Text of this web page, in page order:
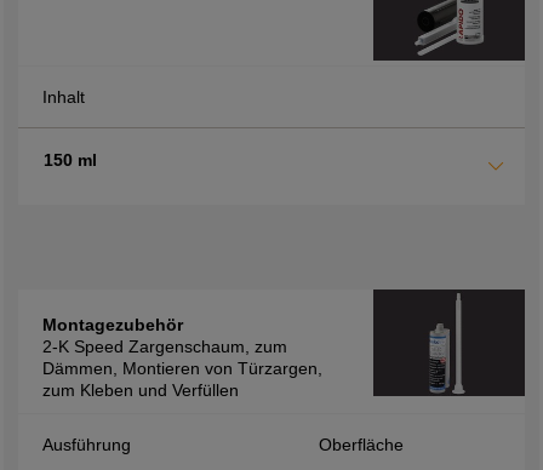
Inhalt
150 ml
Montagezubehör
2-K Speed Zargenschaum, zum
Dämmen, Montieren von Türzargen,
zum Kleben und Verfüllen
Ausführung Oberfläche